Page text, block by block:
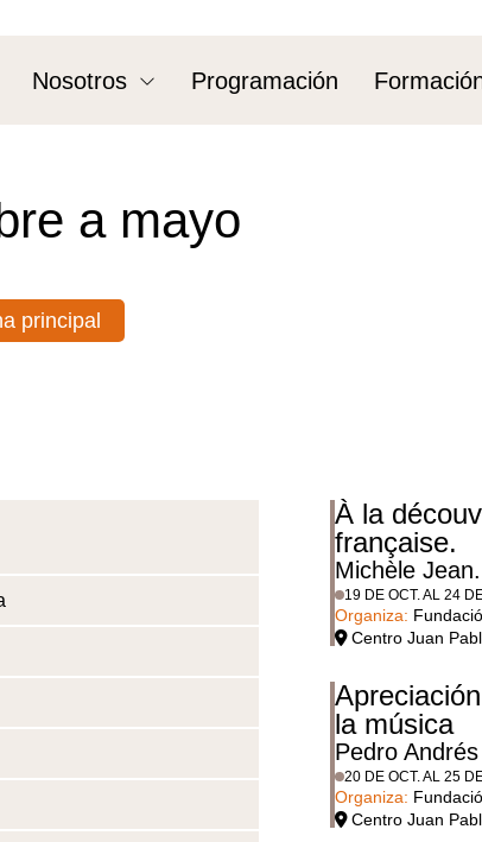
Nosotros Programación
a mayo
principal
À la
française.
Michèle
19 DE OCT. AL 24
Organiza:
Centro Juan
la música
Pedro
20 DE OCT. AL 25
Organiza:
Centro Juan